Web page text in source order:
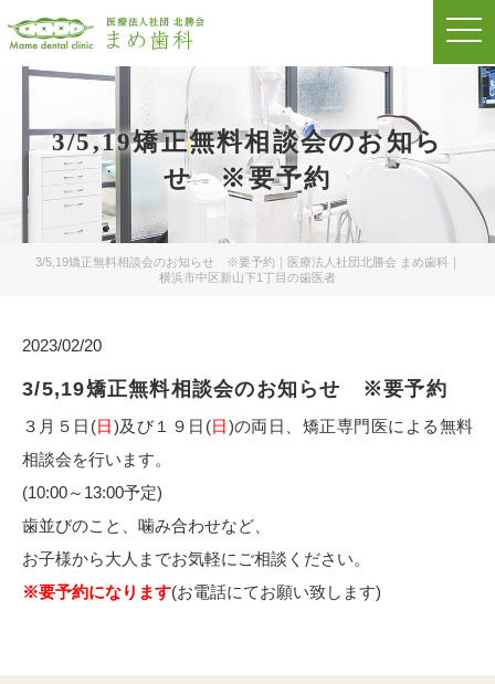
t
o
v
g
3/5,19矯正無料相談会のお知ら
せ ※要予約
3/5,19矯正無料相談会のお知らせ ※要予約｜医療法人社団北勝会 まめ歯科｜
横浜市中区新山下1丁目の歯医者
2023/02/20
3/5,19矯正無料相談会のお知らせ ※要予約
３月５日(日)及び１９日(日)の両日、矯正専門医による無料
相談会を行います。
(10:00～13:00予定)
歯並びのこと、噛み合わせなど、
お子様から大人までお気軽にご相談ください。
※要予約になります(お電話にてお願い致します)